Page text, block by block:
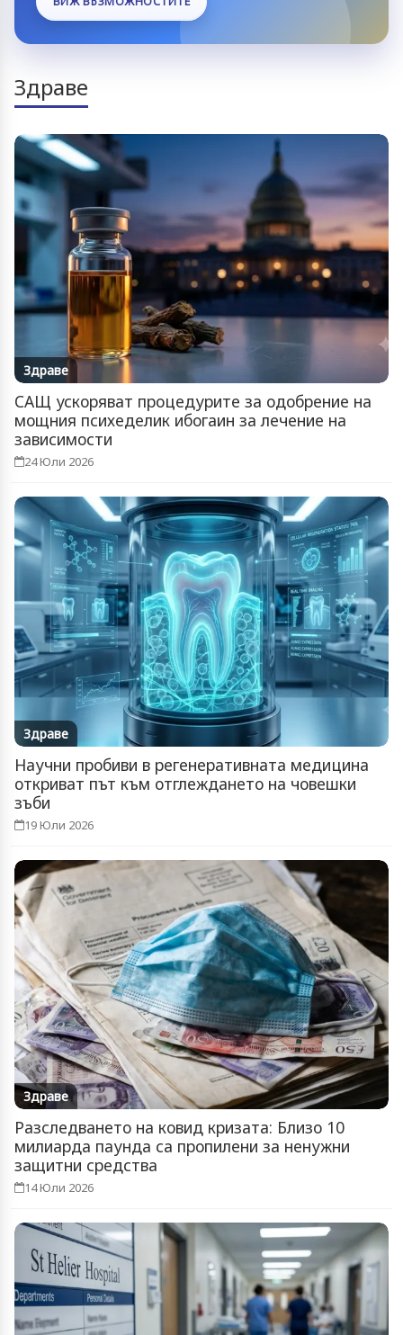
Здраве
Здраве
САЩ ускоряват процедурите за одобрение на
мощния психеделик ибогаин за лечение на
зависимости
24 Юли 2026
Здраве
Научни пробиви в регенеративната медицина
откриват път към отглеждането на човешки
зъби
19 Юли 2026
Здраве
Разследването на ковид кризата: Близо 10
милиарда паунда са пропилени за ненужни
защитни средства
14 Юли 2026